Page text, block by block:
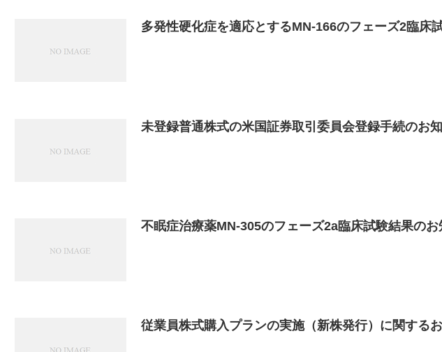
多発性硬化症を適応とするMN-166のフェーズ2臨床
未登録普通株式の米国証券取引委員会登録手続のお
不眠症治療薬MN-305のフェーズ2a臨床試験結果のお
従業員株式購入プランの実施（新株発行）に関する